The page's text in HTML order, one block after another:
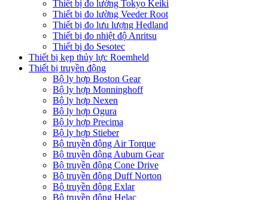
Thiết bị đo lường Tokyo Keiki
Thiết bị đo lường Veeder Root
Thiết bị đo lưu lượng Hedland
Thiết bị đo nhiệt độ Anritsu
Thiết bị đo Sesotec
Thiết bị kẹp thủy lực Roemheld
Thiết bị truyền động
Bộ ly hợp Boston Gear
Bộ ly hợp Monninghoff
Bộ ly hợp Nexen
Bộ ly hợp Ogura
Bộ ly hợp Precima
Bộ ly hợp Stieber
Bộ truyền động Air Torque
Bộ truyền động Auburn Gear
Bộ truyền động Cone Drive
Bộ truyền động Duff Norton
Bộ truyền động Exlar
Bộ truyền động Helac